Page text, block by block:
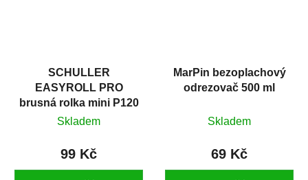
SCHULLER
EASYROLL PRO
brusná rolka mini P120
Skladem
99 Kč
MarPin bezoplachový
odrezovač 500 ml
Skladem
69 Kč